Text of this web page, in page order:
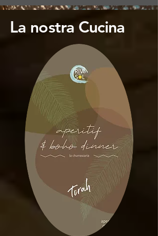
La nostra Cucina